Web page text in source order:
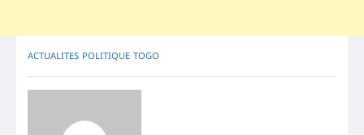
ACTUALITES POLITIQUE TOGO